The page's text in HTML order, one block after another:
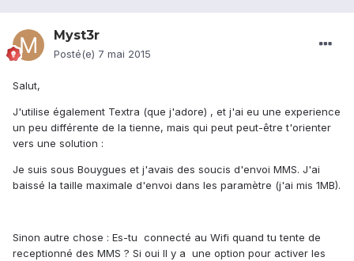
Myst3r
Posté(e) 7 mai 2015
Salut,
J'utilise également Textra (que j'adore) , et j'ai eu une experience
un peu différente de la tienne, mais qui peut peut-être t'orienter
vers une solution :
Je suis sous Bouygues et j'avais des soucis d'envoi MMS. J'ai
baissé la taille maximale d'envoi dans les paramètre (j'ai mis 1MB).
Sinon autre chose : Es-tu connecté au Wifi quand tu tente de
receptionné des MMS ? Si oui Il y a une option pour activer les